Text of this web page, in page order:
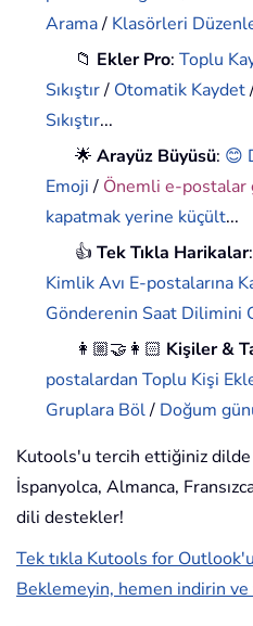
Arama/ Klasörleri
📁 Ekler Pro:Toplu
Sıkıştır/ Otomatik Kaydet
Sıkıştır...
🌟Arayüz Büyüsü: 😊
Emoji/ Önemli e-postalar
kapatmak yerine küçült...
👍Tek Tıkla Harikalar
Kimlik Avı E-postalarına
Gönderenin Saat Dilimini
👩🏼‍🤝‍👩🏻 Kişiler &
postalardan Toplu Kişi
Gruplara Böl/ Doğum
Kutools'u tercih ettiğiniz dilde
İspanyolca, Almanca,
dili destekler!
Tek tıkla Kutools for
Beklemeyin, hemen indirin ve